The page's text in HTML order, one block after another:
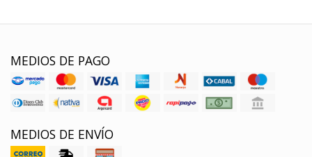
MEDIOS DE PAGO
MEDIOS DE ENVÍO